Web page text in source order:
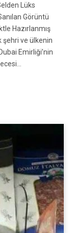
Lüks
Görüntü
Hazırlanmış
şehri ve ülkenin
Emirliği’nin